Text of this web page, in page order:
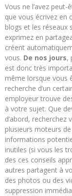
Vous ne l’avez
que vous écrivez en
blogs et les réseaux
exprimez en
créent
vous. De nos jours,
est donc très
même lorsque vous
recherche d’un
employeur trouve
à votre sujet. Que
d’abord,
plusieurs moteurs
informations
inutiles (si vous les
des ces conseils
autres partagent à
des photos ou des
suppression